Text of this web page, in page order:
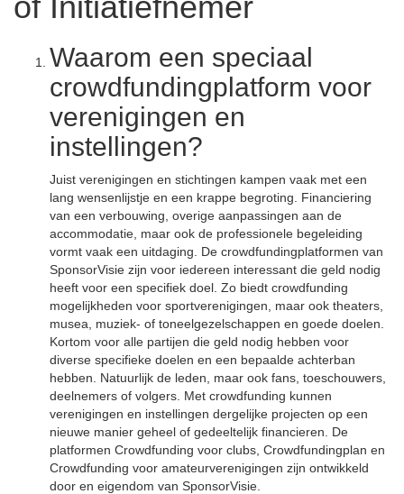
Waarom een speciaal
crowdfundingplatform voor
verenigingen en
instellingen?
Juist verenigingen en stichtingen kampen vaak met een
lang wensenlijstje en een krappe begroting. Financiering
van een verbouwing, overige aanpassingen aan de
accommodatie, maar ook de professionele begeleiding
vormt vaak een uitdaging. De crowdfundingplatformen van
SponsorVisie zijn voor iedereen interessant die geld nodig
heeft voor een specifiek doel. Zo biedt crowdfunding
mogelijkheden voor sportverenigingen, maar ook theaters,
musea, muziek- of toneelgezelschappen en goede doelen.
Kortom voor alle partijen die geld nodig hebben voor
diverse specifieke doelen en een bepaalde achterban
hebben. Natuurlijk de leden, maar ook fans, toeschouwers,
deelnemers of volgers. Met crowdfunding kunnen
verenigingen en instellingen dergelijke projecten op een
nieuwe manier geheel of gedeeltelijk financieren. De
platformen Crowdfunding voor clubs, Crowdfundingplan en
Crowdfunding voor amateurverenigingen zijn ontwikkeld
door en eigendom van SponsorVisie.